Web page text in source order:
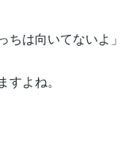
は向いてないよ」
よね。